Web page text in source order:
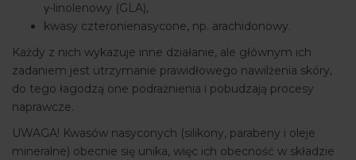
γ-linolenowy (GLA),
kwasy czteronienasycone, np. arachidonowy.
Każdy z nich wykazuje inne działanie, ale głównym ich
zadaniem jest utrzymanie prawidłowego nawilżenia skóry,
do tego łagodzą one podrażnienia i pobudzają procesy
naprawcze.
UWAGA! Kwasów nasyconych (silikony, parabeny i oleje
mineralne) obecnie się unika, więc ich obecność w składzie